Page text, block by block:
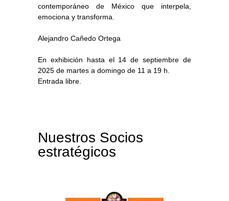
contemporáneo de México que interpela,
emociona y transforma.
Alejandro Cañedo Ortega
En exhibición hasta el 14 de septiembre de
2025 de martes a domingo de 11 a 19 h.
Entrada libre.
Nuestros Socios
estratégicos